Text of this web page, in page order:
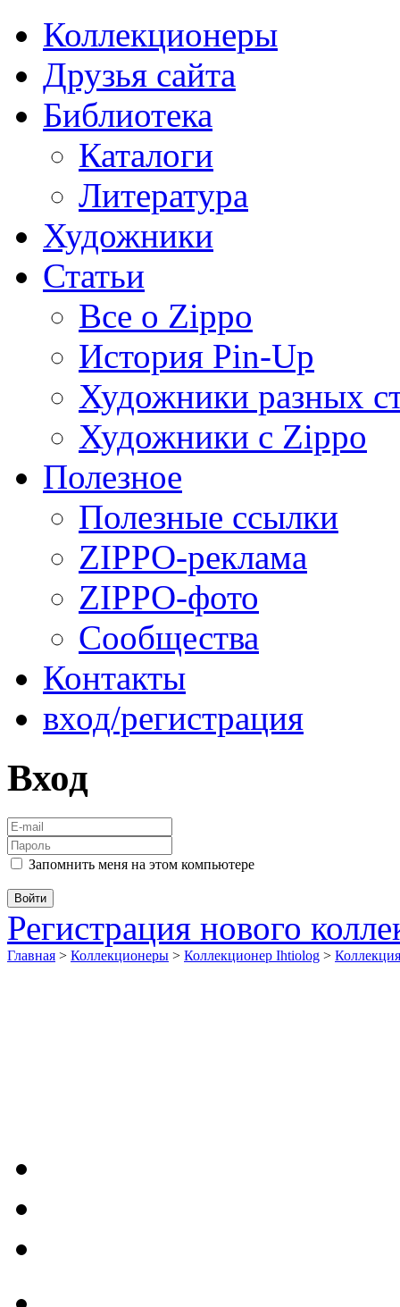
Коллекционеры
Друзья сайта
Библиотека
Каталоги
Литература
Художники
Статьи
Все о Zippo
История Pin-Up
Художники разных
Художники с Zippo
Полезное
Полезные ссылки
ZIPPO-реклама
ZIPPO-фото
Сообщества
Контакты
вход/регистрация
Вход
Запомнить меня на этом компьютере
Регистрация нового
Главная > Коллекционеры > Коллекционер Ihtiolog >